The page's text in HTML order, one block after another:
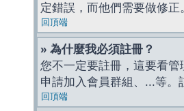
定錯誤，而他們需要做修正。
回頂端
» 為什麼我必須註冊？
您不一定要註冊，這要看
申請加入會員群組、...等。
回頂端